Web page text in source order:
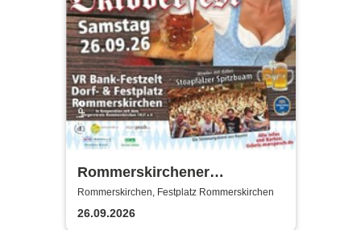
Rommerskirchener
Oktoberfest - Auf geht´s -
pack mas!
Rommerskirchen, Festplatz Rommerskirchen
26.09.2026